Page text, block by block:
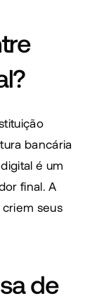
bancária
é um
final. A
seus
de